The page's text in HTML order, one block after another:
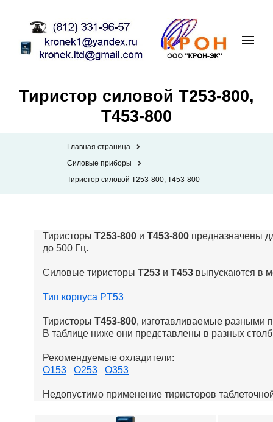
Тиристор силовой Т253-800,
Т453-800
Главная страница
Силовые приборы
Тиристор силовой Т253-800, Т453-800
Тиристоры Т253-800 и Т453-800 предназначены
до 500 Гц.
Силовые тиристоры Т253 и Т453 выпускаются в
Тип корпуса PT53
Тиристоры Т453-800, изготавливаемые разными
В таблице ниже они представлены в разных
Рекомендуемые охладители:
О153
О253 О353
Недопустимо применение тиристоров